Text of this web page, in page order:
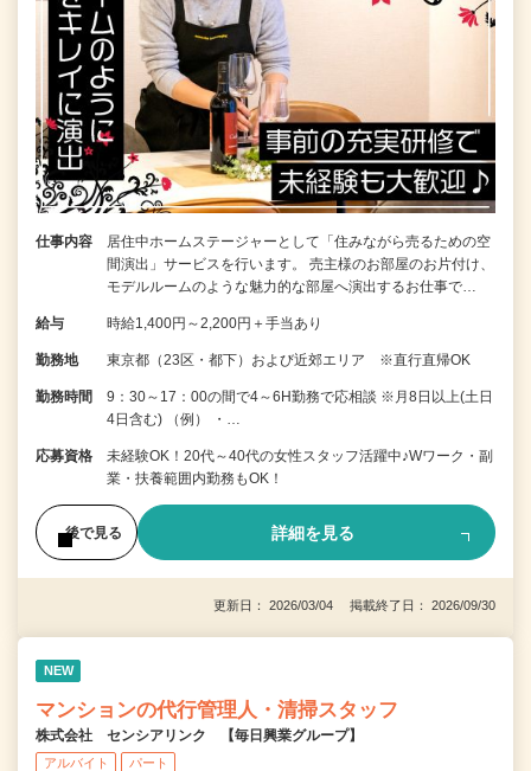
仕事内容
居住中ホームステージャーとして「住みながら売るための空
間演出」サービスを行います。 売主様のお部屋のお片付け、
モデルルームのような魅力的な部屋へ演出するお仕事で…
給与 時給1,400円～2,200円＋手当あり
勤務地 東京都（23区・都下）および近郊エリア ※直行直帰OK
勤務時間
9：30～17：00の間で4～6H勤務で応相談 ※月8日以上(土日
4日含む) （例） ・…
応募資格
未経験OK！20代～40代の女性スタッフ活躍中♪Wワーク・副
業・扶養範囲内勤務もOK！
後で見る 詳細を見る
更新日： 2026/03/04 掲載終了日： 2026/09/30
NEW
マンションの代行管理人・清掃スタッフ
株式会社 センシアリンク 【毎日興業グループ】
アルバイト パート